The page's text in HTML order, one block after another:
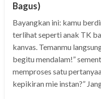
Bagus)
Bayangkan ini: kamu
terlihat seperti anak TK
kanvas. Temanmu
begitu mendalam!”
memproses satu
kepikiran mie instan?”